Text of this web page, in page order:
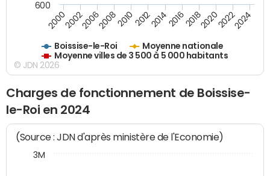
Boissise-le-Roi
Moyenne nationale
Moyenne villes de 3 500 à 5 000 habitants
200020022006200820102012201420162018202020222024
600
© JDN 2026
Charges de fonctionnement de Boissise-
le-Roi en 2024
(Source : JDN d'après ministère de l'Economie)
3M